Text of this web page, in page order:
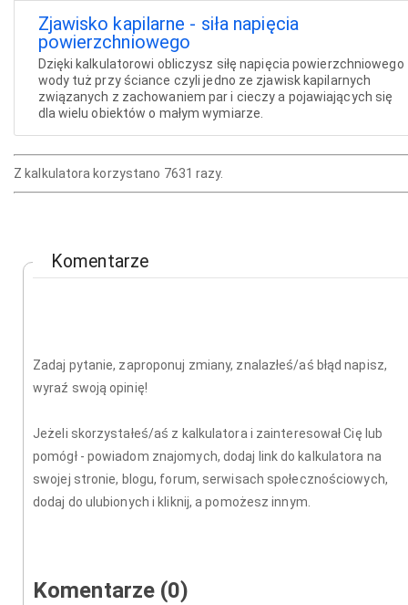
Zjawisko kapilarne - siła napięcia
powierzchniowego
Dzięki kalkulatorowi obliczysz siłę napięcia powierzchniowego
wody tuż przy ściance czyli jedno ze zjawisk kapilarnych
związanych z zachowaniem par i cieczy a pojawiających się
dla wielu obiektów o małym wymiarze.
Z kalkulatora korzystano 7631 razy.
Komentarze
Zadaj pytanie, zaproponuj zmiany, znalazłeś/aś błąd napisz,
wyraź swoją opinię!
Jeżeli skorzystałeś/aś z kalkulatora i zainteresował Cię lub
pomógł - powiadom znajomych, dodaj link do kalkulatora na
swojej stronie, blogu, forum, serwisach społecznościowych,
dodaj do ulubionych i kliknij, a pomożesz innym.
Komentarze (0)